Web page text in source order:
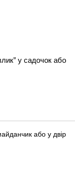
у садочок або